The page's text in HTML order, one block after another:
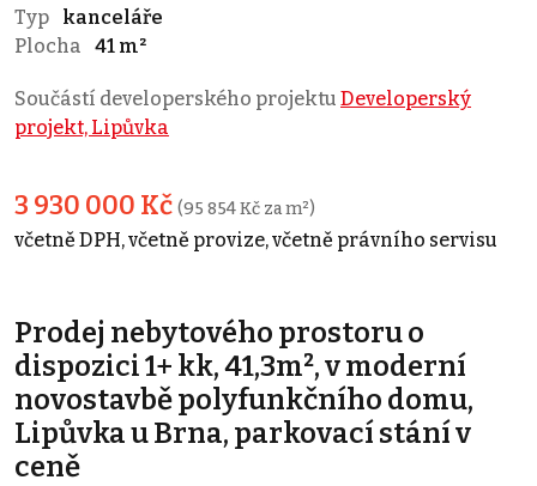
Typ
kanceláře
Plocha
41 m²
Součástí developerského projektu Developerský
projekt, Lipůvka
3 930 000 Kč (95 854 Kč za m²)
včetně DPH, včetně provize, včetně právního servisu
Prodej nebytového prostoru o
dispozici 1+ kk, 41,3m², v moderní
novostavbě polyfunkčního domu,
Lipůvka u Brna, parkovací stání v
ceně